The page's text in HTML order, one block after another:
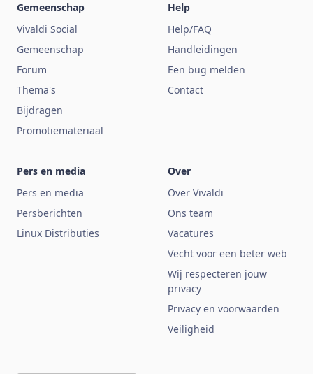
Gemeenschap
Vivaldi Social
Gemeenschap
Forum
Thema's
Bijdragen
Promotiemateriaal
Help
Help/FAQ
Handleidingen
Een bug melden
Contact
Pers en media
Pers en media
Persberichten
Linux Distributies
Over
Over Vivaldi
Ons team
Vacatures
Vecht voor een beter web
Wij respecteren jouw
privacy
Privacy en voorwaarden
Veiligheid